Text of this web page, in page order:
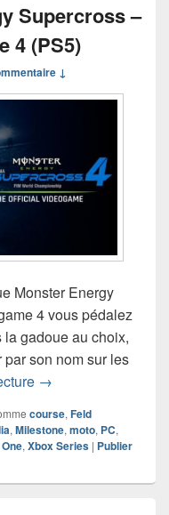
Supercross –
4 (PS5)
↓
Monster Energy
4 vous pédalez
gadoue au choix,
par son nom sur les
Test de Monster
→
course, Feld
, Milestone, moto, PC,
, Xbox Series | Publier